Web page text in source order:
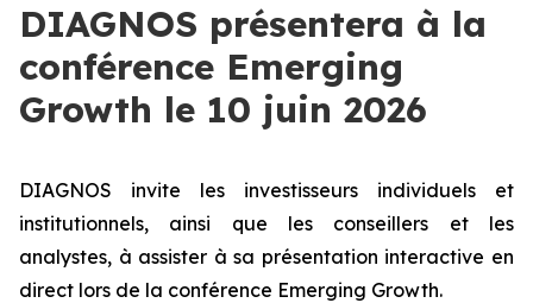
DIAGNOS présentera à la
conférence Emerging
Growth le 10 juin 2026
DIAGNOS invite les investisseurs individuels et
institutionnels, ainsi que les conseillers et les
analystes, à assister à sa présentation interactive en
direct lors de la conférence Emerging Growth.